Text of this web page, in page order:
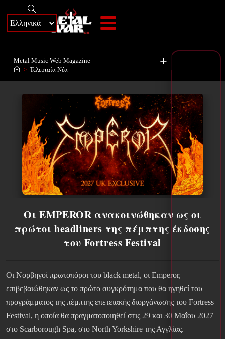
+
Metal Music Web Magazine
> Τελευταία Νέα
Οι EMPEROR ανακοινώθηκαν ως οι
πρώτοι headliners της πέμπτης έκδοσης
του Fortress Festival
Οι Νορβηγοί πρωτοπόροι του black metal, οι Emperor,
επιβεβαιώθηκαν ως το πρώτο συγκρότημα που θα ηγηθεί του
προγράμματος της πέμπτης επετειακής διοργάνωσης του Fortress
Festival, η οποία θα πραγματοποιηθεί στις 29 και 30 Μαΐου 2027
στο Scarborough Spa, στο North Yorkshire της Αγγλίας.